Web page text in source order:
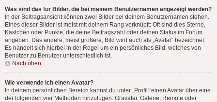
Was sind das für Bilder, die bei meinem Benutzernamen angezeigt werden?
In der Beitragsansicht können zwei Bilder bei deinem Benutzernamen stehen.
Eines dieser Bilder ist meist mit deinem Rang verknüpft: Oft sind dies Sterne,
Kästchen oder Punkte, die deine Beitragszahl oder deinen Status im Forum
angeben. Das andere, meist größere, Bild wird auch als „Avatar“ bezeichnet.
Es handelt sich hierbei in der Regel um ein persönliches Bild, welches von
Benutzer zu Benutzer unterschiedlich ist.
Nach oben
Wie verwende ich einen Avatar?
In deinem persönlichen Bereich kannst du unter „Profil“ einen Avatar über eine
der folgenden vier Methoden hinzufügen: Gravatar, Galerie, Remote oder